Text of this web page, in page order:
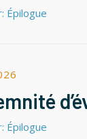
Épilogue
Épilogue